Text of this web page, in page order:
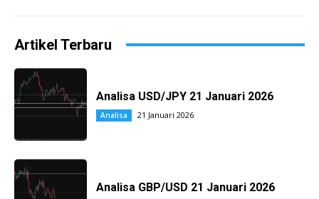
Artikel Terbaru
Analisa USD/JPY 21 Januari 2026
Analisa 21 Januari 2026
Analisa GBP/USD 21 Januari 2026